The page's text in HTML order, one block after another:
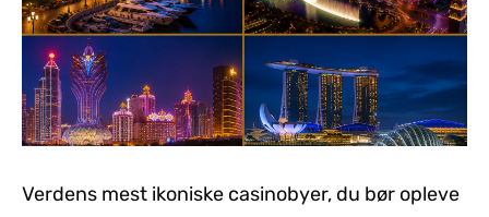
Verdens mest ikoniske casinobyer, du bør opleve